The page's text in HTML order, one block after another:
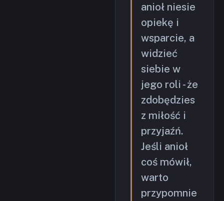
anioł niesie
opiekę i
wsparcie, a
widzieć
siebie w
jego roli - że
zdobędzies
z miłość i
przyjaźń.
Jeśli anioł
coś mówił,
warto
przypomnie